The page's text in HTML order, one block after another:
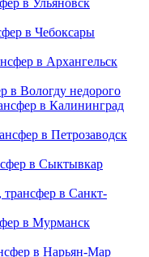
в Чебоксары
в Архангельск
в Вологду недорого
в Калининград
в Петрозаводск
в Сыктывкар
трансфер в Санкт-
в Мурманск
в Нарьян-Мар